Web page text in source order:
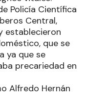
Policía Científica
Central,
establecieron
que se
ya que se
precariedad en
Alfredo Hernán